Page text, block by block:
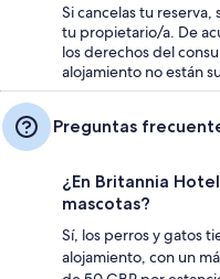
Si cancelas tu
tu propietario/a. De
los derechos del
alojamiento no están
Preguntas
¿En Britannia
mascotas?
Sí, los perros y gatos
alojamiento, con un